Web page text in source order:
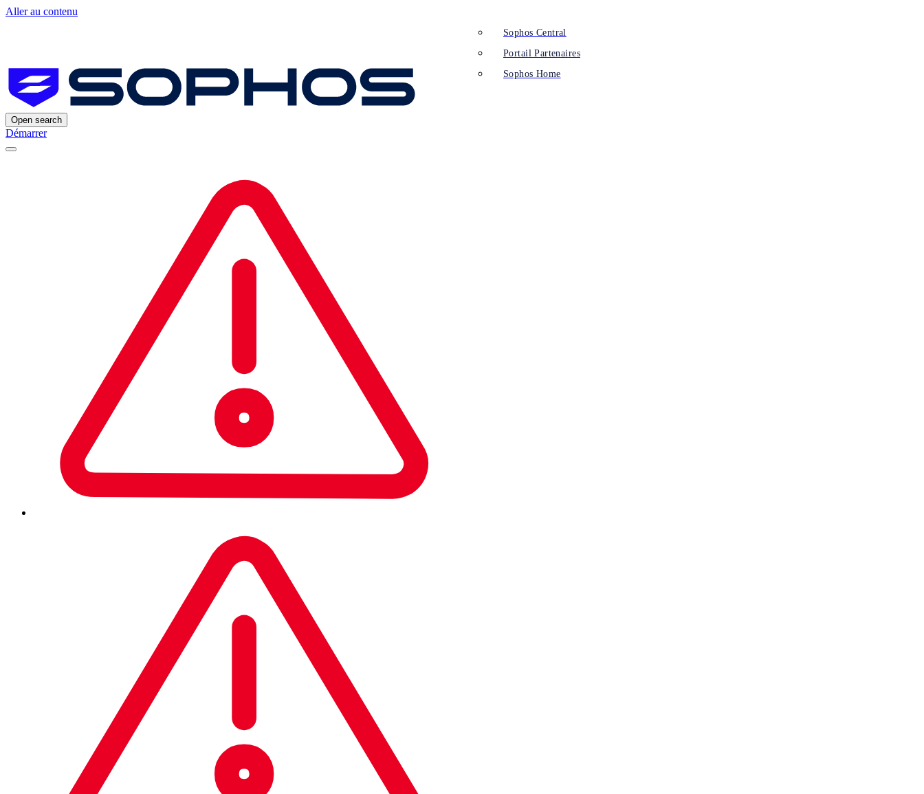
Aller au contenu
Open search
Démarrer
Sophos Central
Portail Partenaires
Sophos Home